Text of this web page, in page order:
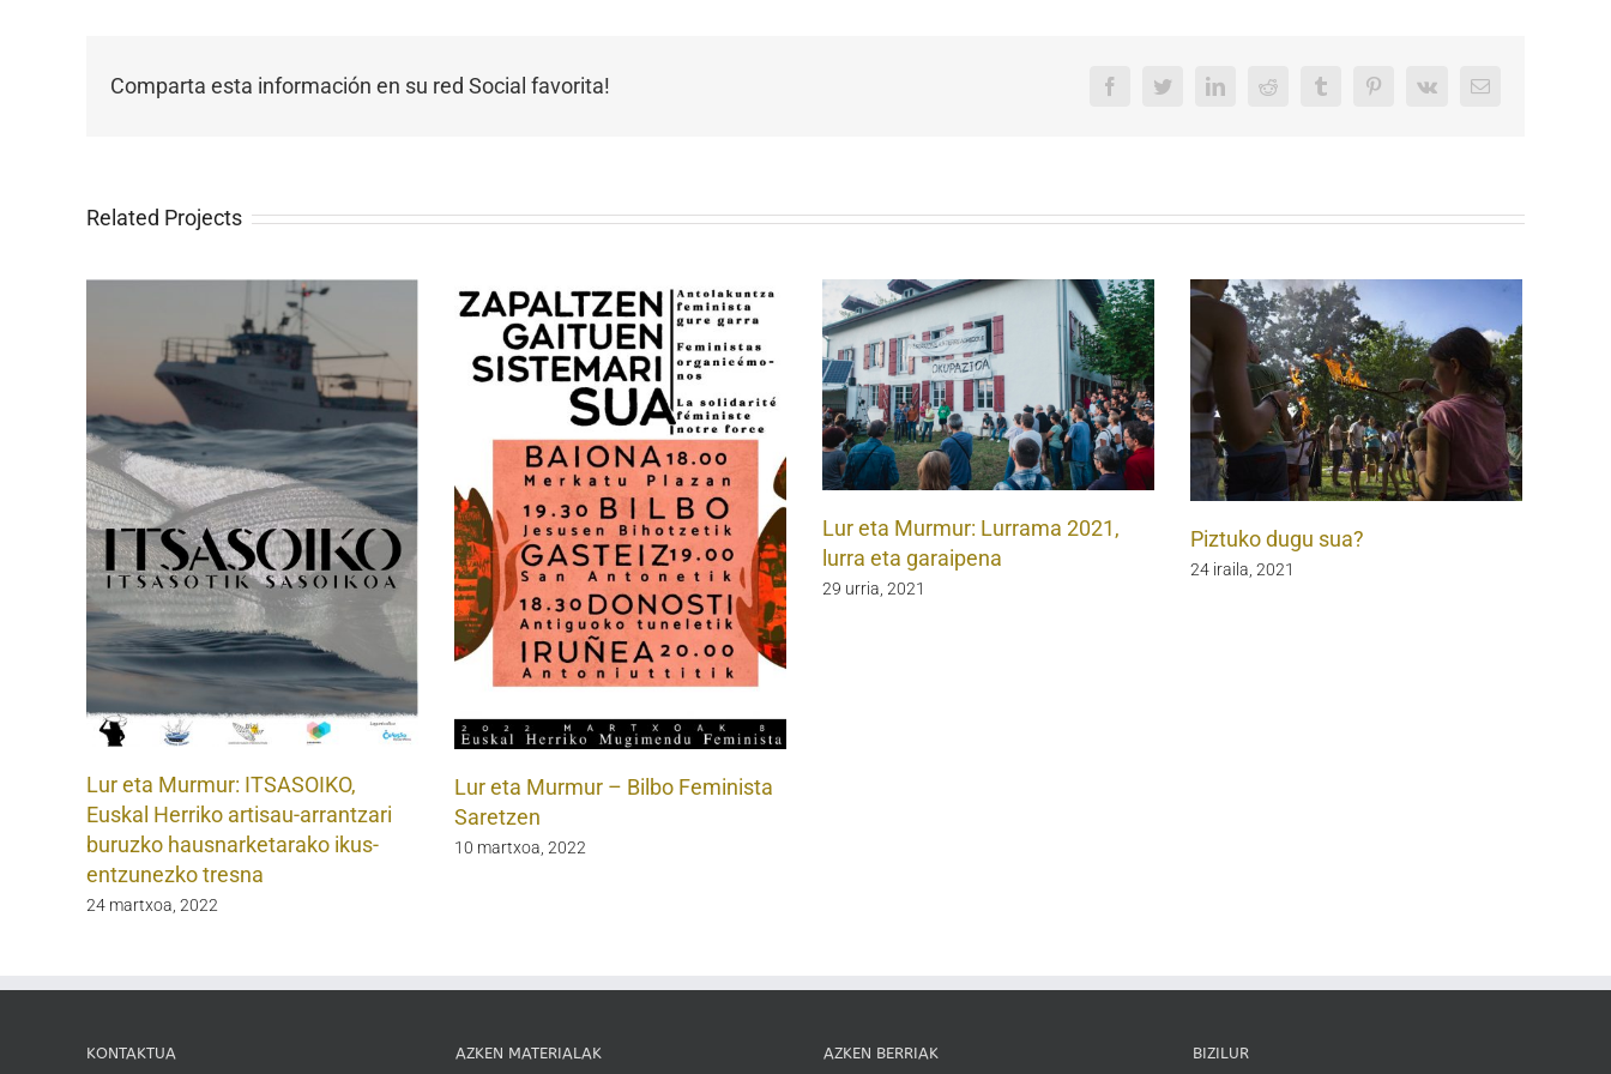
Comparta esta información en su red Social favorita! FacebookTwitterLinkedInReddit Tumblr PinterestVk Email
Related Projects
Lur eta Murmur: ITSASOIKO,
Euskal Herriko artisau-arrantzari
buruzko hausnarketarako ikus-
entzunezko tresna
24 martxoa, 2022
Lur eta Murmur – Bilbo Feminista
Saretzen
10 martxoa, 2022
Lur eta Murmur: Lurrama 2021,
lurra eta garaipena
29 urria, 2021
Piztuko dugu sua?
24 iraila, 2021
KONTAKTUA AZKEN MATERIALAK AZKEN BERRIAK BIZILUR